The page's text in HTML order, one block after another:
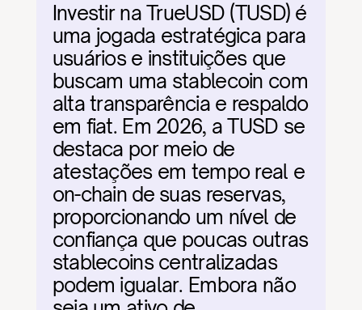
Investir na TrueUSD (TUSD) é
uma jogada estratégica para
usuários e instituições que
buscam uma stablecoin com
alta transparência e respaldo
em fiat. Em 2026, a TUSD se
destaca por meio de
atestações em tempo real e
on-chain de suas reservas,
proporcionando um nível de
confiança que poucas outras
stablecoins centralizadas
podem igualar. Embora não